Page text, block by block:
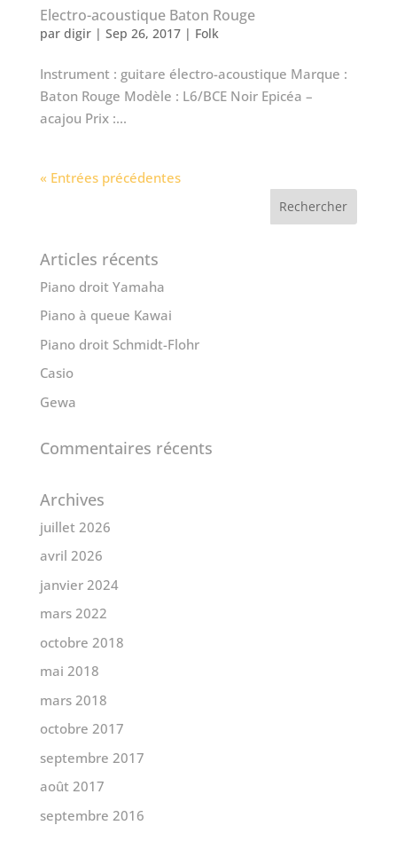
Electro-acoustique Baton Rouge
par digir| Sep 26, 2017| Folk
Instrument : guitare électro-acoustique Marque :
Baton Rouge Modèle : L6/BCE Noir Epicéa –
acajou Prix :...
« Entrées précédentes
Articles récents
Piano droit Yamaha
Piano à queue Kawai
Piano droit Schmidt-Flohr
Casio
Gewa
Commentaires récents
Archives
juillet 2026
avril 2026
janvier 2024
mars 2022
octobre 2018
mai 2018
mars 2018
octobre 2017
septembre 2017
août 2017
septembre 2016